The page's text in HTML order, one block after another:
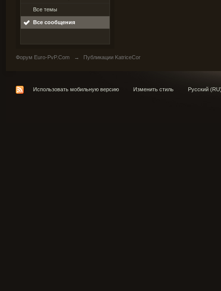
Все темы
Все сообщения
Форум Euro-PvP.Com → Публикации KatriceCor
Использовать мобильную версию Изменить стиль Русский